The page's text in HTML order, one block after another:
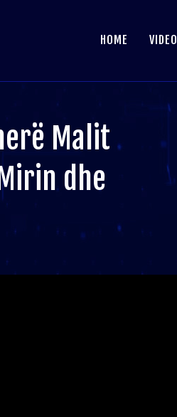
HOME VIDEO
Malit
dhe